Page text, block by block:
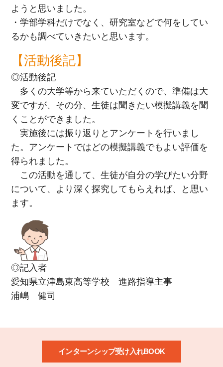
ようと思いました。
・学部学科だけでなく、研究室などで何をしてい
るかも調べていきたいと思います。
【活動後記】
◎活動後記
多くの大学等から来ていただくので、準備は大
変ですが、その分、生徒は聞きたい模擬講義を聞
くことができました。
実施後には振り返りとアンケートを行いまし
た。アンケートではどの模擬講義でもよい評価を
得られました。
この活動を通して、生徒が自分の学びたい分野
について、より深く探究してもらえれば、と思い
ます。
◎記入者
愛知県立津島東高等学校 進路指導主事
浦嶋 健司
インターンシップ受け入れBOOK